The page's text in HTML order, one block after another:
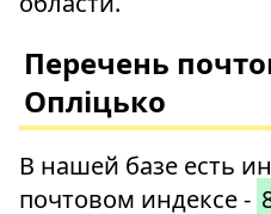
Перечень
Опліцько
В нашей базе есть
почтовом индексе -